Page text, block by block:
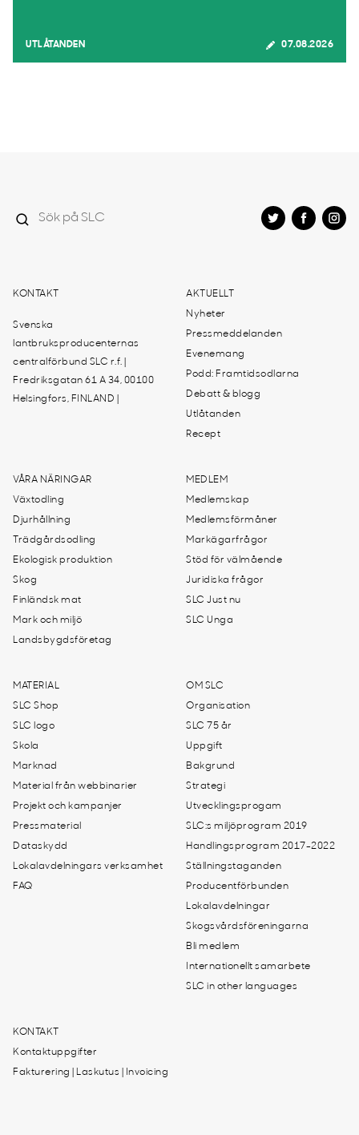
UTLÅTANDEN 07.08.2026
KONTAKT
Svenska
lantbruksproducenternas
centralförbund SLC r.f. |
Fredriksgatan 61 A 34, 00100
Helsingfors, FINLAND |
AKTUELLT
Nyheter
Pressmeddelanden
Evenemang
Podd: Framtidsodlarna
Debatt & blogg
Utlåtanden
Recept
VÅRA NÄRINGAR
Växtodling
Djurhållning
Trädgårdsodling
Ekologisk produktion
Skog
Finländsk mat
Mark och miljö
Landsbygdsföretag
MEDLEM
Medlemskap
Medlemsförmåner
Markägarfrågor
Stöd för välmående
Juridiska frågor
SLC Just nu
SLC Unga
MATERIAL
SLC Shop
SLC logo
Skola
Marknad
Material från webbinarier
Projekt och kampanjer
Pressmaterial
Dataskydd
Lokalavdelningars verksamhet
FAQ
OM SLC
Organisation
SLC 75 år
Uppgift
Bakgrund
Strategi
Utvecklingsprogam
SLC:s miljöprogram 2019
Handlingsprogram 2017-2022
Ställningstaganden
Producentförbunden
Lokalavdelningar
Skogsvårdsföreningarna
Bli medlem
Internationellt samarbete
SLC in other languages
KONTAKT
Kontaktuppgifter
Fakturering | Laskutus | Invoicing